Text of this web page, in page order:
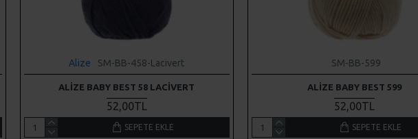
Alize SM-BB-458-Lacivert
ALIZE BABY BEST 58 LACIVERT
52,00TL
SEPETE EKLE
SM-BB-599
ALIZE BABY BEST 599
52,00TL
SEPETE EKLE